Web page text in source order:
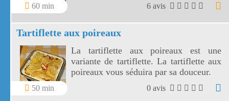
60 min 6 avis
Tartiflette aux poireaux
50 min
La tartiflette aux poireaux est une
variante de tartiflette. La tartiflette aux
poireaux vous séduira par sa douceur.
0 avis